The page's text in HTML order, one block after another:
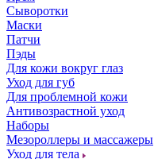
Сыворотки
Маски
Патчи
Пэды
Для кожи вокруг глаз
Уход для губ
Для проблемной кожи
Антивозрастной уход
Наборы
Мезороллеры и массажеры
Уход для тела